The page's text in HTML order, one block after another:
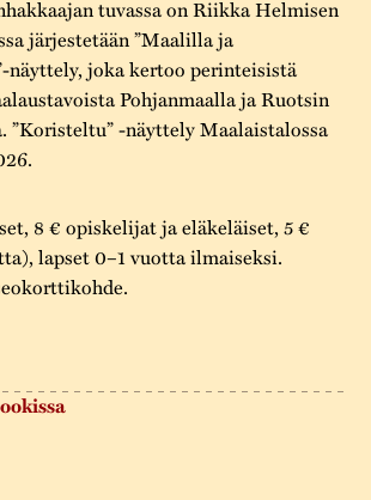
tuvassa on Riikka Helmisen
järjestetään ”Maalilla ja
näyttely, joka kertoo perinteisistä
Pohjanmaalla ja Ruotsin
”Koristeltu” -näyttely Maalaistalossa
8 € opiskelijat ja eläkeläiset, 5 €
lapset 0–1 vuotta ilmaiseksi.